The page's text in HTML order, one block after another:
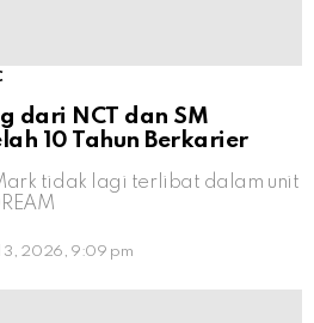
dari NCT dan SM
10 Tahun Berkarier
tidak lagi terlibat dalam unit
3, 2026, 9:09 pm